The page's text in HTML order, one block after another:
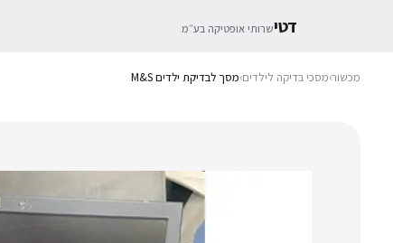
דטישרותי אופטיקה בע״מ
מכשור›מסכי בדיקה לילדים›מסך לבדיקת ילדים M&S